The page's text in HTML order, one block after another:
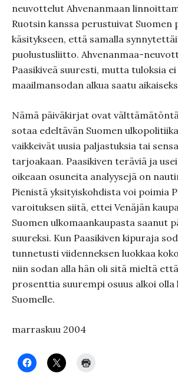
neuvottelut Ahvenanmaan
Ruotsin kanssa perustuivat Suomen
käsitykseen, että samalla
puolustusliitto. Ahvenanmaa-
Paasikiveä suuresti, mutta tuloksia
maailmansodan alkua saatu
Nämä päiväkirjat ovat
sotaa edeltävän Suomen
vaikkeivät uusia paljastuksia tai
tarjoakaan. Paasikiven teräviä ja
oikeaan osuneita analyysejä on
Pienistä yksityiskohdista voi poimia
varoituksen siitä, ettei Venäjän
Suomen ulkomaankaupasta saanut
suureksi. Kun Paasikiven kipuraja
tunnetusti viidenneksen luokkaa
niin sodan alla hän oli sitä mieltä
prosenttia suurempi osuus alkoi olla
Suomelle.
marraskuu 2004